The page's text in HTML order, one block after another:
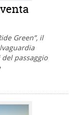
Green”, il
passaggio